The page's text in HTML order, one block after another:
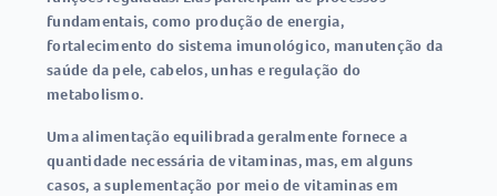
fundamentais, como produção de energia,
fortalecimento do sistema imunológico, manutenção da
saúde da pele, cabelos, unhas e regulação do
metabolismo.
Uma alimentação equilibrada geralmente fornece a
quantidade necessária de vitaminas, mas, em alguns
casos, a suplementação por meio de vitaminas em